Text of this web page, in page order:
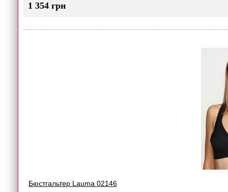
1 354 грн
Бюстгальтер Lauma 02146